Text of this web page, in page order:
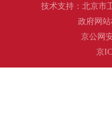
技术支持：北京市
政府网站
京公网
京